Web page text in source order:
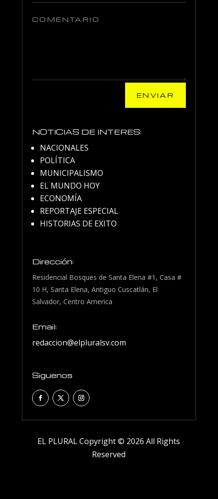
ENVIAR
NOTICIAS DE INTERES:
NACIONALES
POLÍTICA
MUNICIPALISMO
EL MUNDO HOY
ECONOMÍA
REPORTAJE ESPECIAL
HISTORIAS DE EXITO
Dirección:
Residencial Bosques de Santa Elena #1, Casa #
10 H, Santa Elena, Antiguo Cuscatlán, El
Salvador, Centro America
Email:
redaccion@elpluralsv.com
Siguenos
EL PLURAL Copyright © 2026 All Rights
Reserved